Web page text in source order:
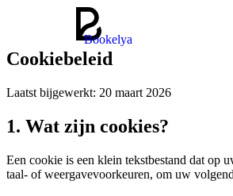
Bookelya
Cookiebeleid
Laatst bijgewerkt: 20 maart 2026
1. Wat zijn cookies?
Een cookie is een klein tekstbestand dat op
taal- of weergavevoorkeuren, om uw